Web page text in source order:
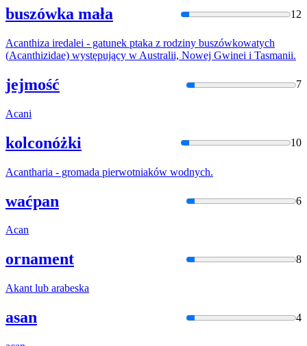
buszówka mała 12
Acanthiza iredalei - gatunek ptaka z rodziny buszówkowatych
(Acanthizidae) występujący w Australii, Nowej Gwinei i Tasmanii.
jejmość 7
Acani
kolconóżki 10
Acantharia - gromada pierwotniaków wodnych.
waćpan 6
Acan
ornament 8
Akant lub arabeska
asan 4